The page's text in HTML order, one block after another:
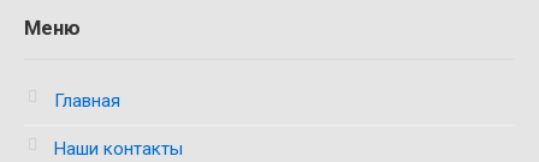
Меню
Главная
Наши контакты